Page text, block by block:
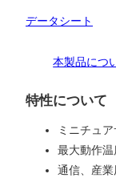
データシート
本製品につ
特性について
ミニチュ
最大動作
通信、産